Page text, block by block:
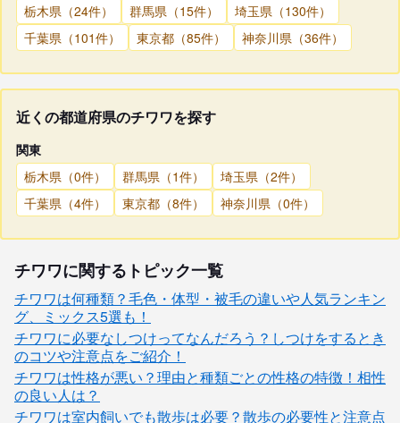
栃木県（24件）
群馬県（15件）
埼玉県（130件）
千葉県（101件）
東京都（85件） 神奈川県（36件）
近くの都道府県のチワワを探す
関東
栃木県（0件）
群馬県（1件）
埼玉県（2件）
千葉県（4件）
東京都（8件） 神奈川県（0件）
チワワに関するトピック一覧
チワワは何種類？毛色・体型・被毛の違いや人気ランキン
グ、ミックス5選も！
チワワに必要なしつけってなんだろう？しつけをするとき
のコツや注意点をご紹介！
チワワは性格が悪い？理由と種類ごとの性格の特徴！相性
の良い人は？
チワワは室内飼いでも散歩は必要？散歩の必要性と注意点